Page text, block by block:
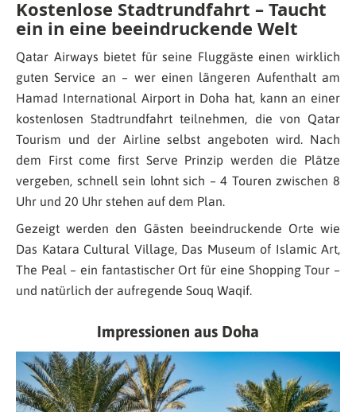
Kostenlose Stadtrundfahrt – Taucht
ein in eine beeindruckende Welt
Qatar Airways bietet für seine Fluggäste einen wirklich
guten Service an – wer einen längeren Aufenthalt am
Hamad International Airport in Doha hat, kann an einer
kostenlosen Stadtrundfahrt teilnehmen, die von Qatar
Tourism und der Airline selbst angeboten wird. Nach
dem First come first Serve Prinzip werden die Plätze
vergeben, schnell sein lohnt sich – 4 Touren zwischen 8
Uhr und 20 Uhr stehen auf dem Plan.
Gezeigt werden den Gästen beeindruckende Orte wie
Das Katara Cultural Village, Das Museum of Islamic Art,
The Peal – ein fantastischer Ort für eine Shopping Tour –
und natürlich der aufregende Souq Waqif.
Impressionen aus Doha